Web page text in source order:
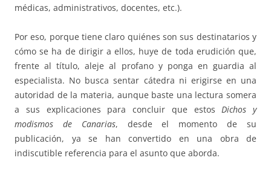
médicas, administrativos, docentes, etc.).
Por eso, porque tiene claro quiénes son sus destinatarios y
cómo se ha de dirigir a ellos, huye de toda erudición que,
frente al título, aleje al profano y ponga en guardia al
especialista. No busca sentar cátedra ni erigirse en una
autoridad de la materia, aunque baste una lectura somera
a sus explicaciones para concluir que estosDichos y
modismos de Canarias, desde el momento de su
publicación, ya se han convertido en una obra de
indiscutible referencia para el asunto que aborda.